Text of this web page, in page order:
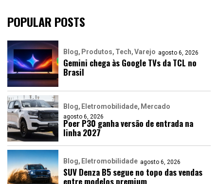
POPULAR POSTS
Blog Produtos Tech Varejo agosto 6, 2026
Gemini chega às Google TVs da TCL no
Brasil
Blog Eletromobilidade Mercado
agosto 6, 2026
Poer P30 ganha versão de entrada na
linha 2027
Blog Eletromobilidade agosto 6, 2026
SUV Denza B5 segue no topo das vendas
entre modelos premium